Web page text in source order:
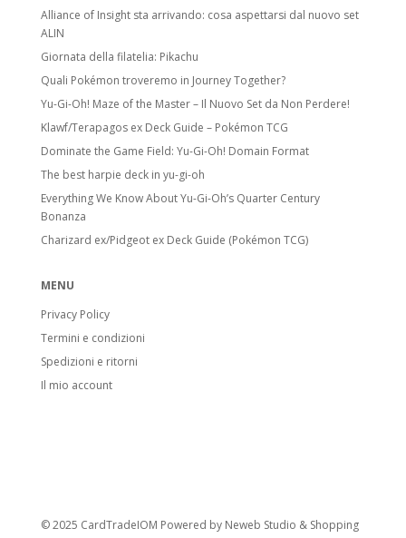
Secret Rare
al numero indicato nel set. Di solito foil e
con design unico. Come le Rare Holo,
possono avere versioni equivalenti a rarità
Stadi di Evoluzione
Basic Pokémon:Pokémon base. Anche
Pikachu o Electabuzz sono Basic, anche se
Stage 1 Pokémon:Evoluzione di
Stage 2 Pokémon:
finale.
Carte speciali
V. Hanno gli HP più alti visti nel GCC
Alliance of Insight sta arrivando: cosa aspettarsi dal nuovo set
ALIN
Giornata della filatelia: Pikachu
Quali Pokémon troveremo in Journey Together?
Yu-Gi-Oh! Maze of the Master – Il Nuovo Set da Non Perdere!
Klawf/Terapagos ex Deck Guide – Pokémon TCG
Dominate the Game Field: Yu-Gi-Oh! Domain Format
The best harpie deck in yu-gi-oh
Everything We Know About Yu-Gi-Oh’s Quarter Century
Bonanza
Charizard ex/Pidgeot ex Deck Guide (Pokémon TCG)
MENU
Privacy Policy
Termini e condizioni
Spedizioni e ritorni
Il mio account
© 2025 CardTradeIOM Powered by Neweb Studio & Shopping